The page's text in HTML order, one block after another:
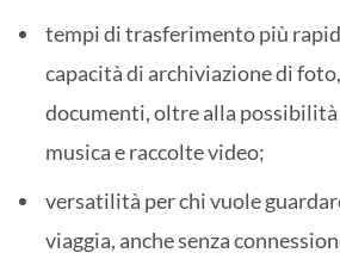
tempi di trasferimento più
capacità di archiviazione di
documenti, oltre alla
musica e raccolte video;
versatilità per chi vuole
viaggia, anche senza